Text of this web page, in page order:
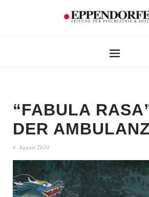
“FABULA
DER AMBULANZ
4. August 2020